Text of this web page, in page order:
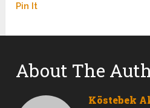
Pin It
About The
Köstebek